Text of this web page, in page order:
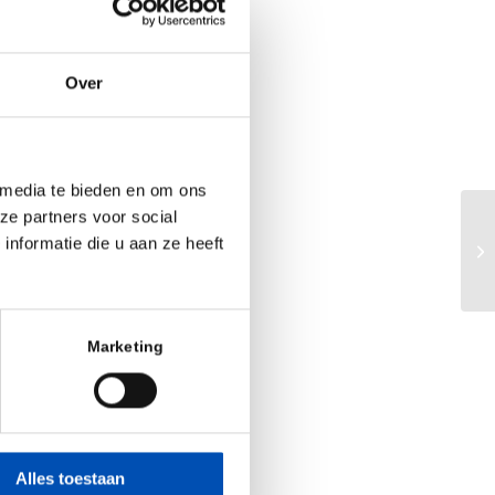
Over
te bieden en om ons
partners voor social
die u aan ze heeft
Marketing
Alles toestaan
dat we deze
Met de
kunnen
nog
Wij zijn de
en de
oprichter
leiderschap